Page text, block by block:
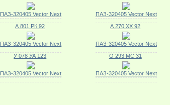
ПАЗ-320405 Vector Next
ПАЗ-320405 Vector Next
А 801 РК 92
ПАЗ-320405 Vector Next
А 270 ХХ 92
ПАЗ-320405 Vector Next
У 078 УА 123
ПАЗ-320405 Vector Next
О 293 МС 31
ПАЗ-320405 Vector Next